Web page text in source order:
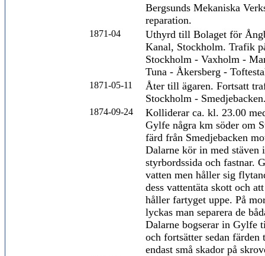
Bergsunds Mekaniska
reparation.
1871-04
Uthyrd till Bolaget för
Kanal, Stockholm. Trafik
Stockholm - Vaxholm -
Tuna - Åkersberg -
1871-05-11
Åter till ägaren. Fortsatt
Stockholm -
1874-09-24
Kolliderar ca. kl. 23.00
Gylfe några km söder om
färd från Smedjebacken
Dalarne kör in med stäven
styrbordssida och fastnar.
vatten men håller sig
dess vattentäta skott och
håller fartyget uppe. På
lyckas man separera de
Dalarne bogserar in Gylfe
och fortsätter sedan
endast små skador på